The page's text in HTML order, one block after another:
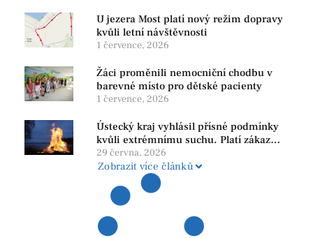
U jezera Most platí nový režim dopravy
kvůli letní návštěvnosti
1 července, 2026
Žáci proměnili nemocniční chodbu v
barevné místo pro dětské pacienty
1 července, 2026
Ústecký kraj vyhlásil přísné podmínky
kvůli extrémnímu suchu. Platí zákaz
ohňů i pyrotechniky
29 června, 2026
Zobrazit více článků